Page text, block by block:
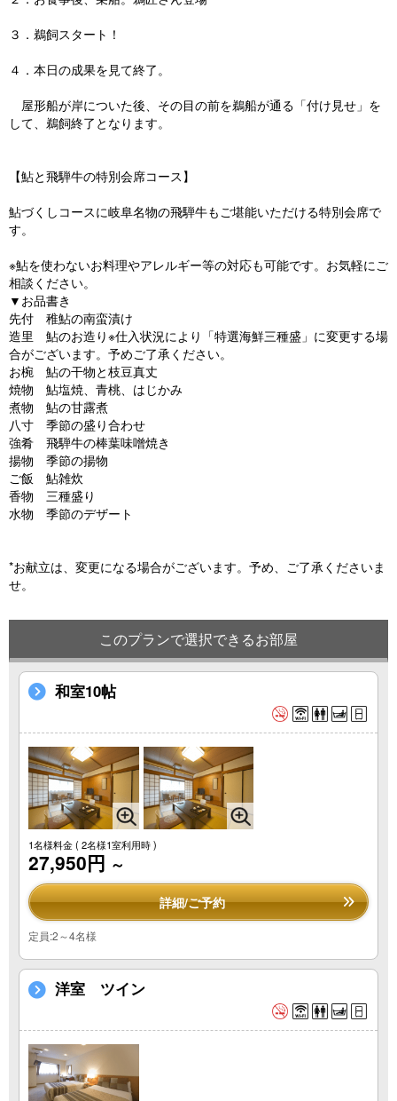
３．鵜飼スタート！
４．本日の成果を見て終了。
屋形船が岸についた後、その目の前を鵜船が通る「付け見せ」を
して、鵜飼終了となります。
【鮎と飛騨牛の特別会席コース】
鮎づくしコースに岐阜名物の飛騨牛もご堪能いただける特別会席で
す。
※鮎を使わないお料理やアレルギー等の対応も可能です。お気軽にご
相談ください。
▼お品書き
先付 稚鮎の南蛮漬け
造里 鮎のお造り※仕入状況により「特選海鮮三種盛」に変更する場
合がございます。予めご了承ください。
お椀 鮎の干物と枝豆真丈
焼物 鮎塩焼、青桃、はじかみ
煮物 鮎の甘露煮
八寸 季節の盛り合わせ
強肴 飛騨牛の棒葉味噌焼き
揚物 季節の揚物
ご飯 鮎雑炊
香物 三種盛り
水物 季節のデザート
*お献立は、変更になる場合がございます。予め、ご了承くださいま
せ。
このプランで選択できるお部屋
和室10帖
1名様料金( 2名様1室利用時 )
27,950円 ～
詳細/ご予約
定員:2～4名様
洋室 ツイン